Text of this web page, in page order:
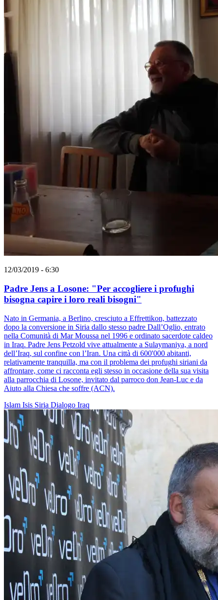
12/03/2019 - 6:30
Padre Jens a Losone: "Per accogliere i profughi
bisogna capire i loro reali bisogni"
Nato in Germania, a Berlino, cresciuto a Effrettikon, battezzato
dopo la conversione in Siria dallo stesso padre Dall’Oglio, entrato
nella Comunità di Mar Moussa nel 1996 e ordinato sacerdote caldeo
in Iraq. Padre Jens Petzold vive attualmente a Sulaymaniya, a nord
dell’Iraq, sul confine con l’Iran. Una città di 600'000 abitanti,
relativamente tranquilla, ma con il problema dei profughi siriani da
affrontare, come ci racconta egli stesso in occasione della sua visita
alla parrocchia di Losone, invitato dal parroco don Jean-Luc e da
Aiuto alla Chiesa che soffre (ACN).
Islam Isis Siria Dialogo Iraq